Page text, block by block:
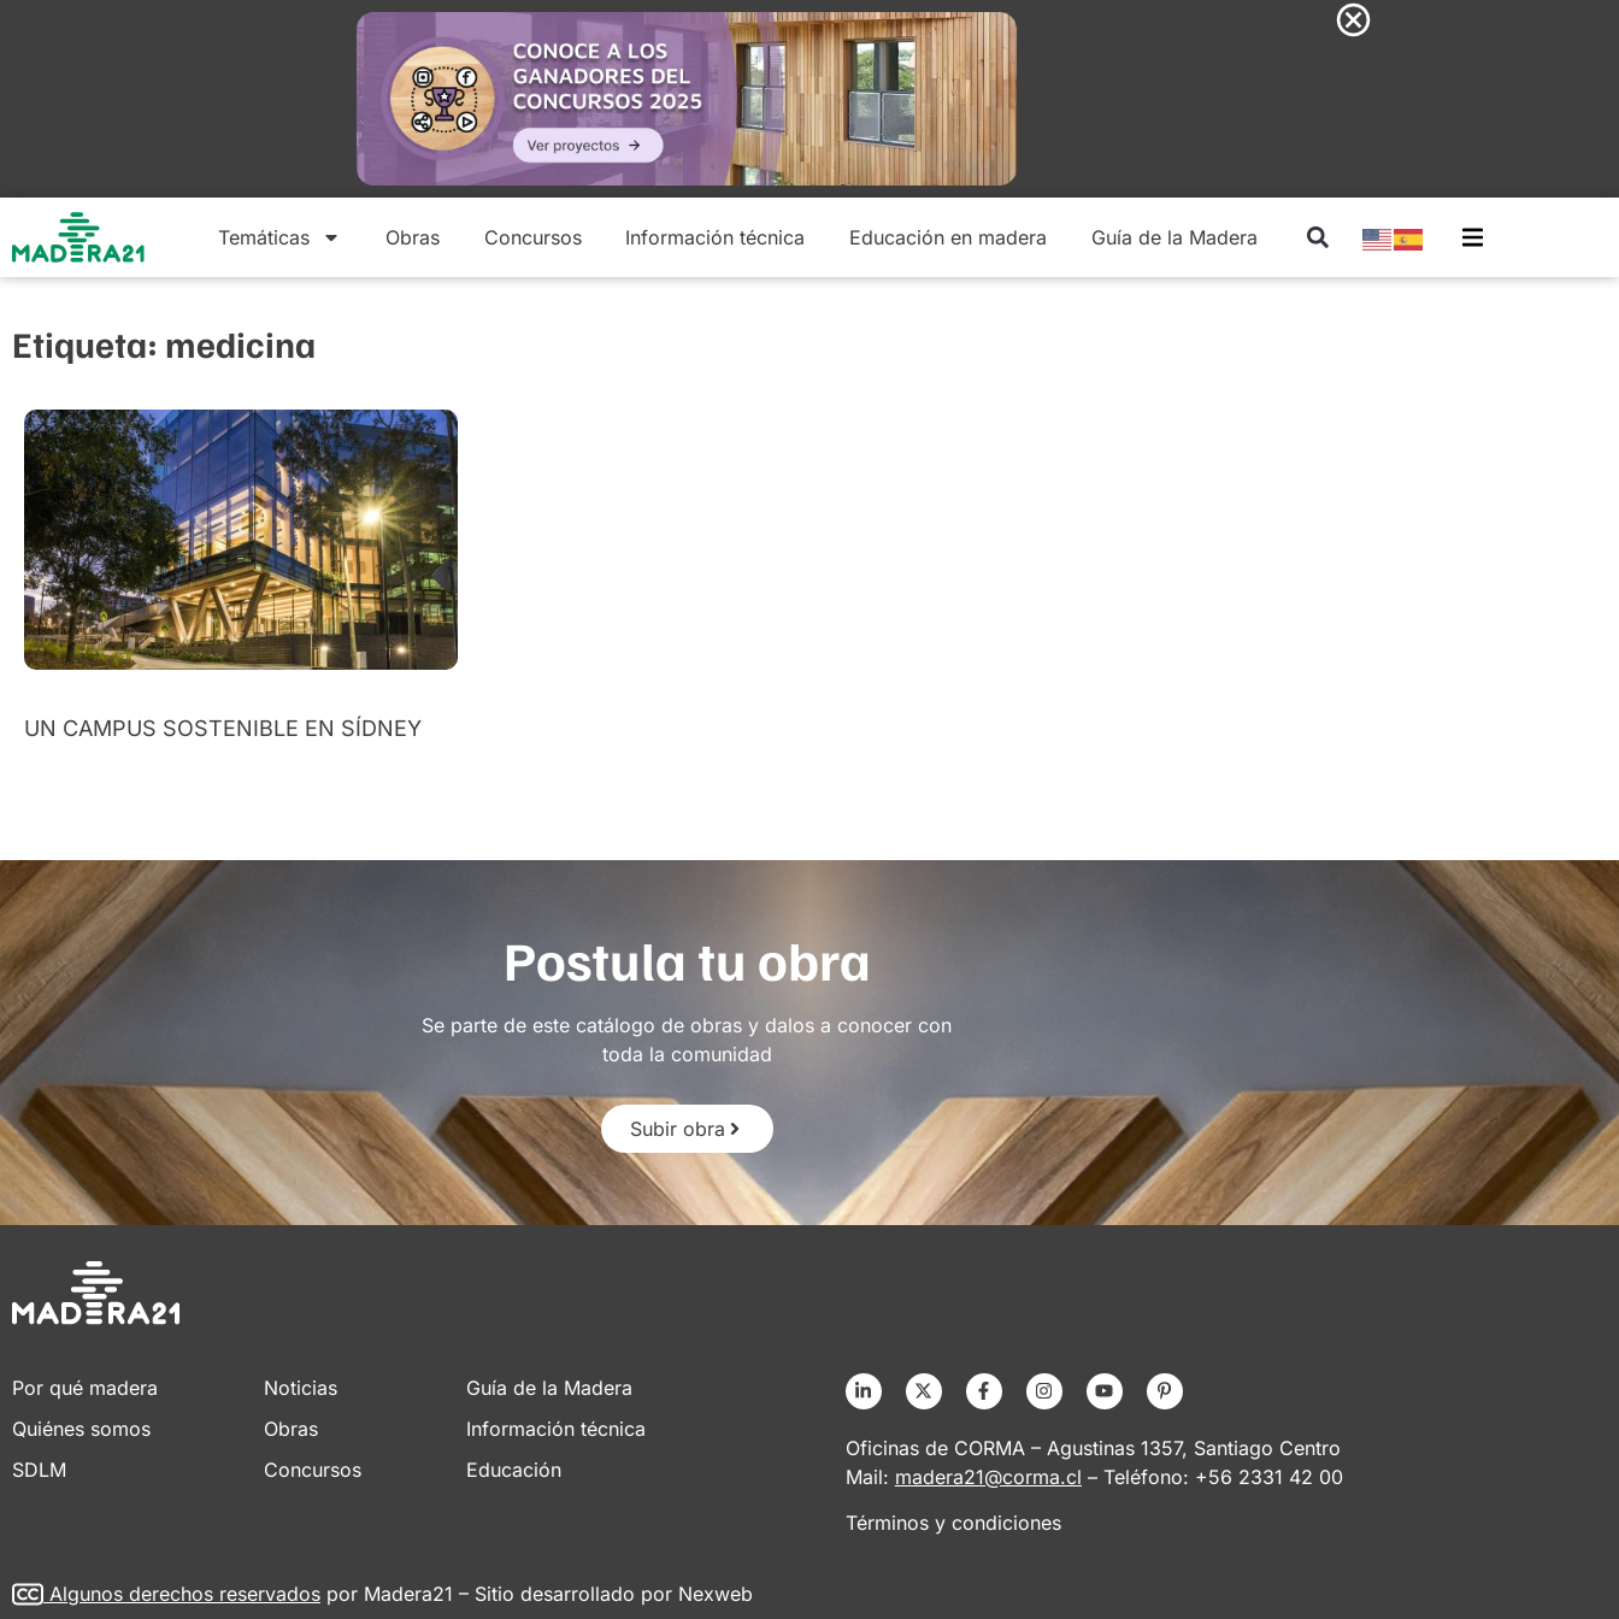
Temáticas Obras Concursos Información técnica Educación en madera Guía de la Madera
Etiqueta: medicina
UN CAMPUS SOSTENIBLE EN SÍDNEY
Postula tu obra
Se parte de este catálogo de obras y dalos a conocer con
toda la comunidad
Subir obra
Por qué madera
Quiénes somos
SDLM
Noticias
Obras
Concursos
Guía de la Madera
Información técnica
Educación
Oficinas de CORMA – Agustinas 1357, Santiago Centro
Mail: madera21@corma.cl – Teléfono: +56 2331 42 00
Términos y condiciones
Algunos derechos reservados por Madera21 – Sitio desarrollado por Nexweb